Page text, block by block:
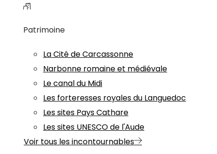
Patrimoine
La Cité de Carcassonne
Narbonne romaine et médiévale
Le canal du Midi
Les forteresses royales du Languedoc
Les sites Pays Cathare
Les sites UNESCO de l'Aude
Voir tous les incontournables